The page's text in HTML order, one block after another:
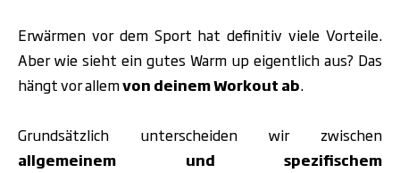
Erwärmen vor dem Sport hat definitiv viele Vorteile.
Aber wie sieht ein gutes Warm up eigentlich aus? Das
hängt vor allemvon deinem Workout ab.
Grundsätzlich unterscheiden wir zwischen
allgemeinem und spezifischem